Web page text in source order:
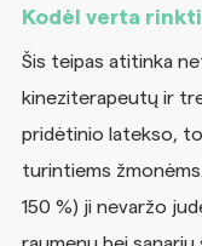
Kodėl verta
Šis teipas atitinka
kineziterapeutų ir
pridėtinio latekso,
turintiems
150 %) ji nevaržo